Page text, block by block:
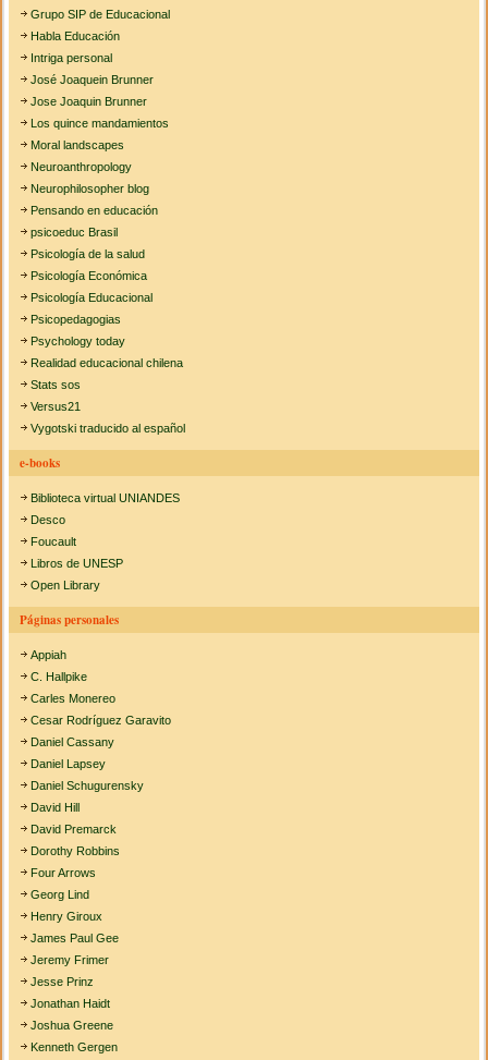
Grupo SIP de Educacional
Habla Educación
Intriga personal
José Joaquein Brunner
Jose Joaquin Brunner
Los quince mandamientos
Moral landscapes
Neuroanthropology
Neurophilosopher blog
Pensando en educación
psicoeduc Brasil
Psicología de la salud
Psicología Económica
Psicología Educacional
Psicopedagogias
Psychology today
Realidad educacional chilena
Stats sos
Versus21
Vygotski traducido al español
e-books
Biblioteca virtual UNIANDES
Desco
Foucault
Libros de UNESP
Open Library
Páginas personales
Appiah
C. Hallpike
Carles Monereo
Cesar Rodríguez Garavito
Daniel Cassany
Daniel Lapsey
Daniel Schugurensky
David Hill
David Premarck
Dorothy Robbins
Four Arrows
Georg Lind
Henry Giroux
James Paul Gee
Jeremy Frimer
Jesse Prinz
Jonathan Haidt
Joshua Greene
Kenneth Gergen